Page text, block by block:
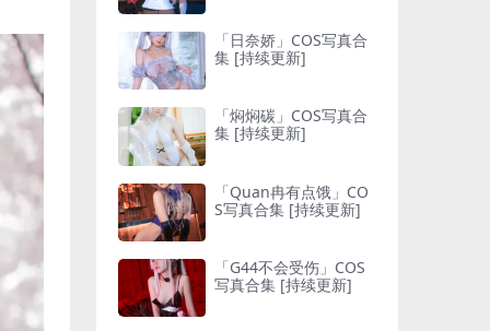
「日奈娇」COS写真合
集 [持续更新]
「焖焖碳」COS写真合
集 [持续更新]
「Quan冉有点饿」CO
S写真合集 [持续更新]
「G44不会受伤」COS
写真合集 [持续更新]